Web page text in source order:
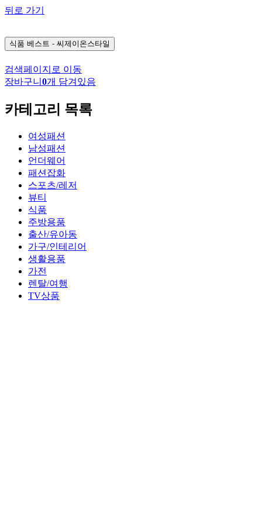
뒤로 가기
식품 베스트 - 씨제이온스타일
검색페이지로 이동
장바구니 0개 담겨있음
카테고리 목록
여성패션
남성패션
언더웨어
패션잡화
스포츠/레저
뷰티
식품
주방용품
출산/유아동
가구/인테리어
생활용품
가전
렌탈/여행
TV상품